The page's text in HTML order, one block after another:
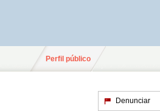
Perfil público
Denunciar